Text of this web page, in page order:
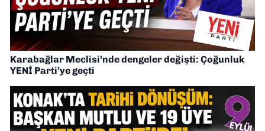
Karabağlar Meclisi’nde dengeler değişti: Çoğunluk
YENİ Parti’ye geçti